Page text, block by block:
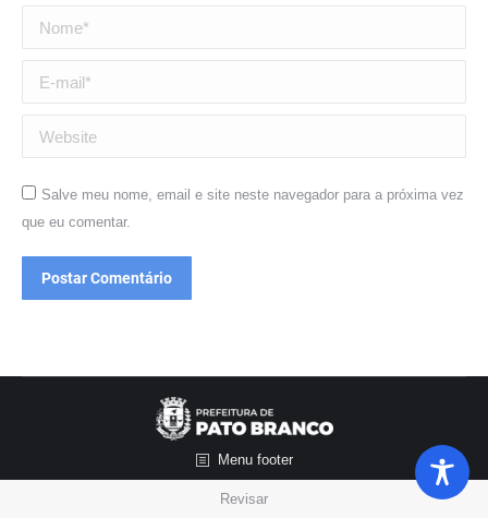
Nome *
E-mail *
Website
Salve meu nome, email e site neste navegador para a próxima vez
que eu comentar.
Postar Comentário
Menu footer
Revisar